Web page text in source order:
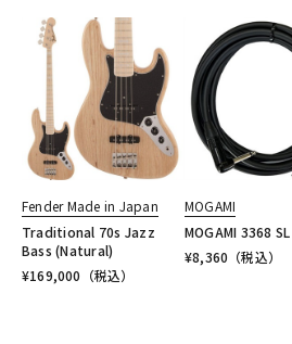
Fender Made in Japan
Traditional 70s Jazz
Bass (Natural)
¥169,000 （税込）
MOGAMI
MOGAMI 3368
¥8,360 （税込）